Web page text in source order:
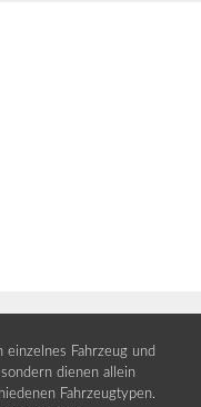
Fahrzeug und
dienen allein
Fahrzeugtypen.